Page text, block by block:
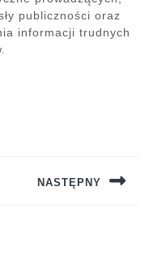
publiczności oraz
informacji trudnych
NASTĘPNY